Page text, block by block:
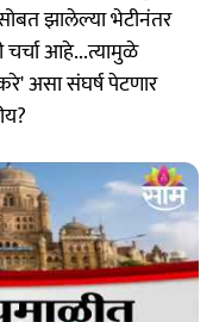
झालेल्या भेटीनंतर
चर्चा आहे...त्यामुळे
असा संघर्ष पेटणार